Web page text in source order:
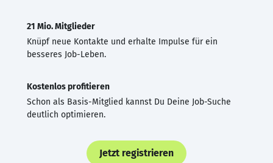
21 Mio. Mitglieder
Knüpf neue Kontakte und erhalte Impulse für ein
besseres Job-Leben.
Kostenlos profitieren
Schon als Basis-Mitglied kannst Du Deine Job-Suche
deutlich optimieren.
Jetzt registrieren